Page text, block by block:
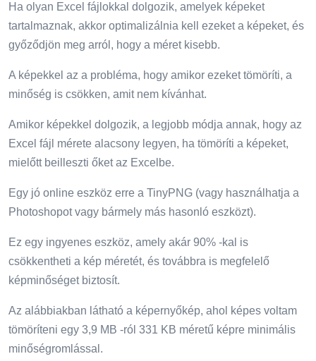
Ha olyan Excel fájlokkal dolgozik, amelyek képeket
tartalmaznak, akkor optimalizálnia kell ezeket a képeket, és
győződjön meg arról, hogy a méret kisebb.
A képekkel az a probléma, hogy amikor ezeket tömöríti, a
minőség is csökken, amit nem kívánhat.
Amikor képekkel dolgozik, a legjobb módja annak, hogy az
Excel fájl mérete alacsony legyen, ha tömöríti a képeket,
mielőtt beilleszti őket az Excelbe.
Egy jó online eszköz erre a TinyPNG (vagy használhatja a
Photoshopot vagy bármely más hasonló eszközt).
Ez egy ingyenes eszköz, amely akár 90% -kal is
csökkentheti a kép méretét, és továbbra is megfelelő
képminőséget biztosít.
Az alábbiakban látható a képernyőkép, ahol képes voltam
tömöríteni egy 3,9 MB -ról 331 KB méretű képre minimális
minőségromlással.